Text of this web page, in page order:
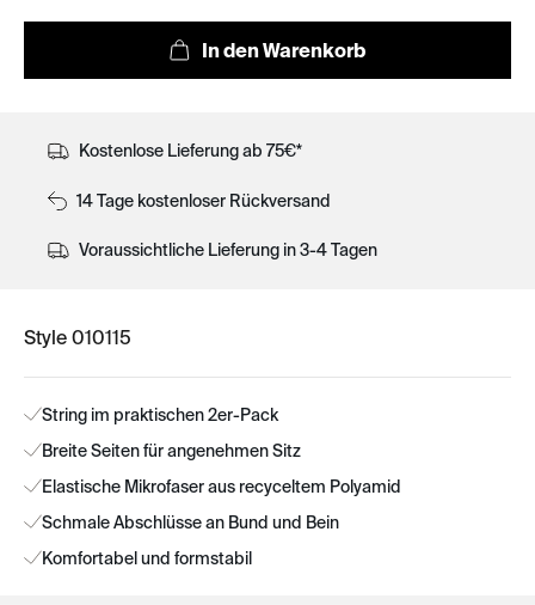
Kostenlose Lieferung ab 75€*
14 Tage kostenloser Rückversand
Voraussichtliche Lieferung in 3-4 Tagen
Style 010115
String im praktischen 2er-Pack
Breite Seiten für angenehmen Sitz
Elastische Mikrofaser aus recyceltem Polyamid
Schmale Abschlüsse an Bund und Bein
Komfortabel und formstabil